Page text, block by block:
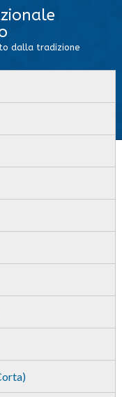
dalla tradizione